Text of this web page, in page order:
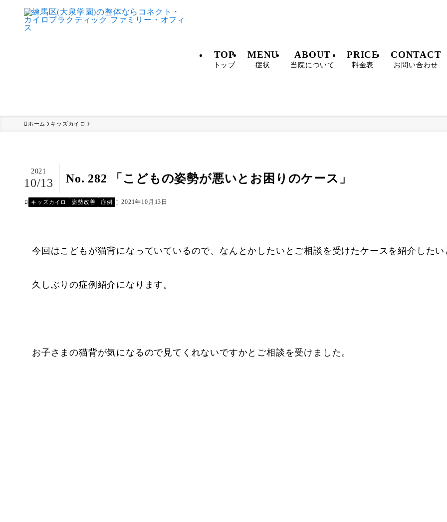
TOP
トップ
MENU
症状
ABOUT
当院について
PRICE
料金表
CONTACT
お問い合わせ
ホーム キッズカイロ
No. 282 「こどもの姿勢が悪いとお困りのケース」
2021
10/13
キッズカイロ 姿勢改善 症例 2021年10月13日
今回はこどもが猫背になっていているので、なんとかしたいとご相談を受けたケースを紹介した
久しぶりの症例紹介になります。
お子さまの猫背が気になるので見てくれないですかとご相談を受けました。